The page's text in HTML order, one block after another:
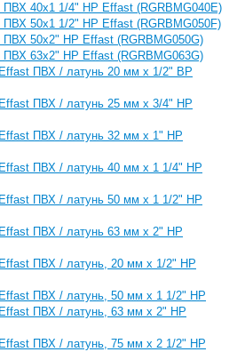
40x1 1/4" HР Effast (RGRBMG040E)
50x1 1/2" HР Effast (RGRBMG050F)
50x2" HР Effast (RGRBMG050G)
63x2" HР Effast (RGRBMG063G)
ПВХ / латунь 20 мм x 1/2" ВР
ПВХ / латунь 25 мм x 3/4" НР
ПВХ / латунь 32 мм x 1" НР
ПВХ / латунь 40 мм x 1 1/4" НР
ПВХ / латунь 50 мм x 1 1/2" НР
ПВХ / латунь 63 мм x 2" НР
ПВХ / латунь, 20 мм x 1/2" НР
ПВХ / латунь, 50 мм x 1 1/2" НР
ПВХ / латунь, 63 мм x 2" НР
ПВХ / латунь, 75 мм x 2 1/2" НР